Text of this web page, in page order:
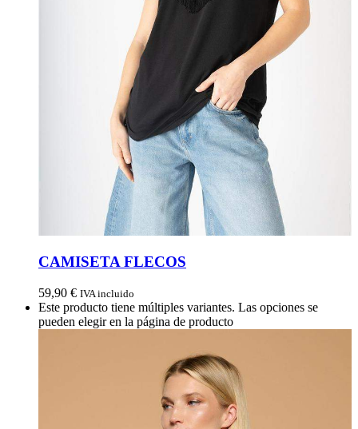
CAMISETA FLECOS
59,90 € IVA incluido
Este producto tiene múltiples variantes. Las opciones se
pueden elegir en la página de producto